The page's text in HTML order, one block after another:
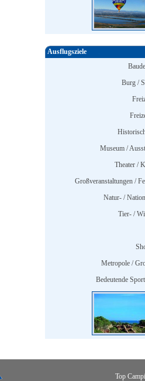
Ausflugsziele
Burg /
Museum /
Theater /
Großveranstaltungen /
Natur- /
Tier- /
Metropole /
Bedeutende
Top